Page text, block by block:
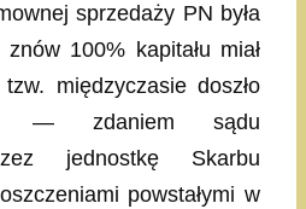
sprzedaży PN była
100% kapitału miał
międzyczasie doszło
— zdaniem sądu
jednostkę Skarbu
powstałymi w